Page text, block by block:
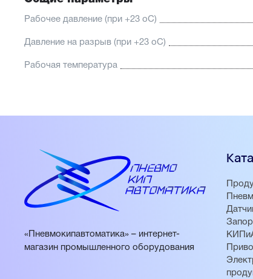
Рабочее давление (при +23 oС)
Давление на разрыв (при +23 oС)
Рабочая температура
«Пневмокипавтоматика» – интернет-
магазин промышленного оборудования